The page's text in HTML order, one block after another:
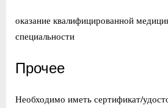
оказание квалифицированной
специальности
Прочее
Необходимо иметь сертификат/